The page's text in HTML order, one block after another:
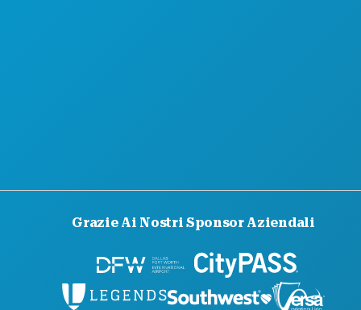
Grazie Ai Nostri Sponsor Aziendali